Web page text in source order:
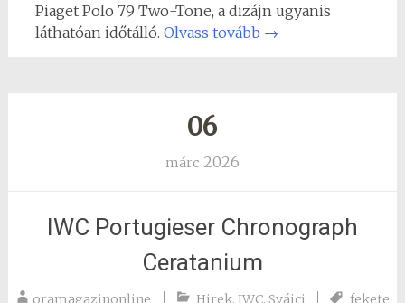
Piaget Polo 79 Two-Tone, a dizájn ugyanis
láthatóan időtálló. Olvass tovább →
06
márc 2026
IWC Portugieser Chronograph
Ceratanium
oramagazinonline Hirek, IWC, Svájci fekete,